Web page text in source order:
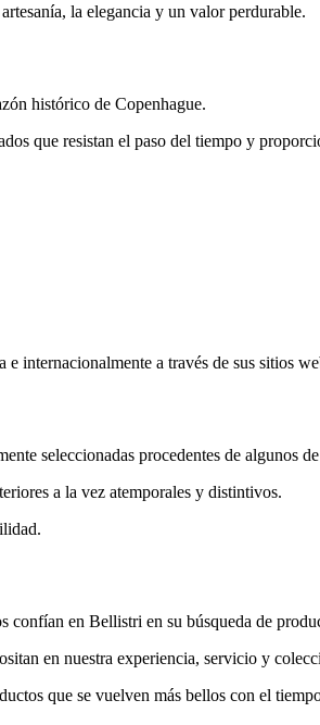
la elegancia y un valor perdurable.
histórico de Copenhague.
que resistan el paso del tiempo y
a través de sus sitios
seleccionadas procedentes de algunos
a la vez atemporales y distintivos.
en Bellistri en su búsqueda de
en nuestra experiencia, servicio y
que se vuelven más bellos con el